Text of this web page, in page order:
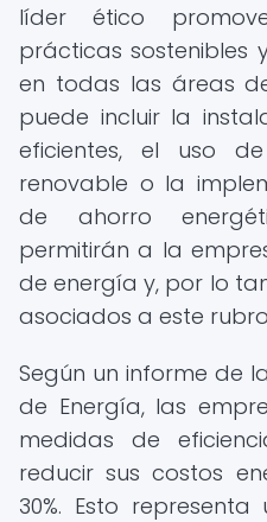
líder ético
prácticas sostenibles
en todas las áreas
puede incluir la
eficientes, el uso
renovable o la
de ahorro
permitirán a la
de energía y, por lo
asociados a este
Según un informe de
de Energía, las
medidas de
reducir sus costos
30%. Esto